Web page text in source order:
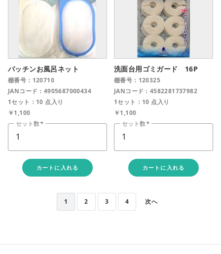
パッチンお風呂ネット
棚番号：120710
JANコード：4905687000434
1セット：10 点入り
￥1,100
セット数
カートに入れる
洗面台用ゴミガード 16P
棚番号：120325
JANコード：4582281737982
1セット：10 点入り
￥1,100
セット数
カートに入れる
1 2 3 4 次へ